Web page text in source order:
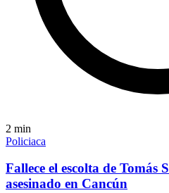
2 min
Policiaca
Fallece el escolta de Tomás
asesinado en Cancún